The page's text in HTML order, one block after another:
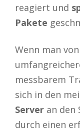
reagiert und
Pakete
Wenn man
messbarem
sich in den
Server an den
durch einen